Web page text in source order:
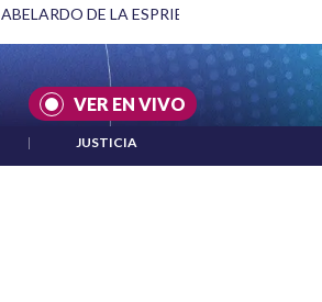
ABELARDO DE LA ESPRIELLA Y DMG
VER EN VIVO
| JUSTICIA